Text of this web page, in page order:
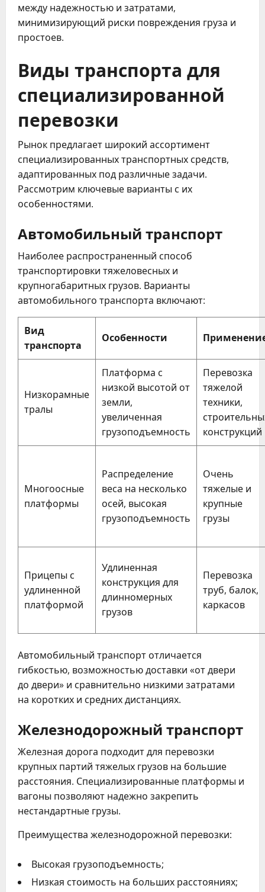
между надежностью и затратами,
минимизирующий риски повреждения груза и
простоев.
Виды транспорта для
специализированной
перевозки
Рынок предлагает широкий ассортимент
специализированных транспортных средств,
адаптированных под различные задачи.
Рассмотрим ключевые варианты с их
особенностями.
Автомобильный транспорт
Наиболее распространенный способ
транспортировки тяжеловесных и
крупногабаритных грузов. Варианты
автомобильного транспорта включают:
Вид
транспорта
Особенности
Низкорамные
тралы
Платформа с
низкой высотой от
земли,
увеличенная
грузоподъемность
Перевозка
тяжелой
техники,
конструкций
Многоосные
платформы
Распределение
веса на несколько
осей, высокая
грузоподъемность
Очень
тяжелые и
крупные
грузы
Прицепы с
удлиненной
платформой
Удлиненная
конструкция для
длинномерных
грузов
Перевозка
труб, балок,
каркасов
Автомобильный транспорт отличается
гибкостью, возможностью доставки «от двери
до двери» и сравнительно низкими затратами
на коротких и средних дистанциях.
Железнодорожный транспорт
Железная дорога подходит для перевозки
крупных партий тяжелых грузов на большие
расстояния. Специализированные платформы и
вагоны позволяют надежно закрепить
нестандартные грузы.
Преимущества железнодорожной перевозки:
Высокая грузоподъемность;
Низкая стоимость на больших расстояниях;